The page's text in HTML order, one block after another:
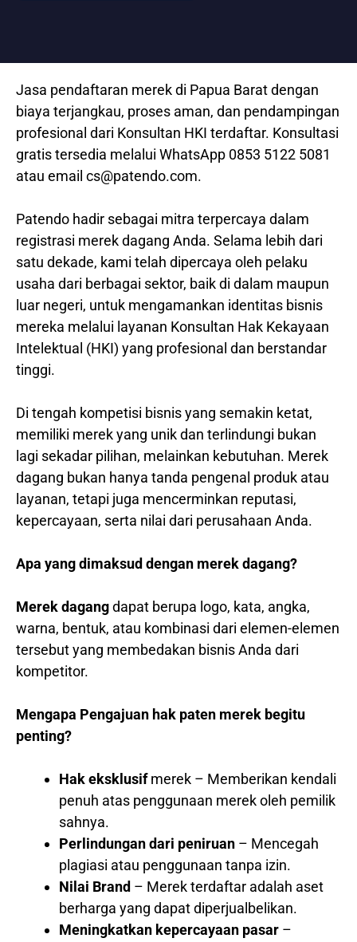
Jasa pendaftaran merek di Papua Barat dengan
biaya terjangkau, proses aman, dan pendampingan
profesional dari Konsultan HKI terdaftar. Konsultasi
gratis tersedia melalui WhatsApp 0853 5122 5081
atau email cs@patendo.com.
Patendo hadir sebagai mitra terpercaya dalam
registrasi merek dagang Anda. Selama lebih dari
satu dekade, kami telah dipercaya oleh pelaku
usaha dari berbagai sektor, baik di dalam maupun
luar negeri, untuk mengamankan identitas bisnis
mereka melalui layanan Konsultan Hak Kekayaan
Intelektual (HKI) yang profesional dan berstandar
tinggi.
Di tengah kompetisi bisnis yang semakin ketat,
memiliki merek yang unik dan terlindungi bukan
lagi sekadar pilihan, melainkan kebutuhan. Merek
dagang bukan hanya tanda pengenal produk atau
layanan, tetapi juga mencerminkan reputasi,
kepercayaan, serta nilai dari perusahaan Anda.
Apa yang dimaksud dengan merek dagang?
Merek dagangdapat berupa logo, kata, angka,
warna, bentuk, atau kombinasi dari elemen-elemen
tersebut yang membedakan bisnis Anda dari
kompetitor.
Mengapa Pengajuan hak paten merek begitu
penting?
Hak eksklusifmerek – Memberikan kendali
penuh atas penggunaan merek oleh pemilik
sahnya.
Perlindungan dari peniruan – Mencegah
plagiasi atau penggunaan tanpa izin.
Nilai Brand – Merek terdaftar adalah aset
berharga yang dapat diperjualbelikan.
Meningkatkan kepercayaan pasar –